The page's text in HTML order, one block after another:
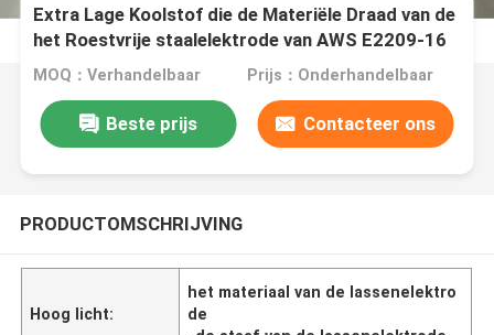
Extra Lage Koolstof die de Materiële Draad van de
het Roestvrije staalelektrode van AWS E2209-16
lassen
MOQ：Verhandelbaar Prijs：Onderhandelbaar
Beste prijs Contacteer ons
PRODUCTOMSCHRIJVING
Hoog licht:
het materiaal van de lassenelektro
de